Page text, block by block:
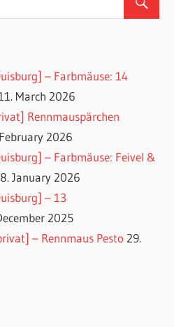
– Farbmäuse: 14
March 2026
Rennmauspärchen
2026
– Farbmäuse: Feivel &
January 2026
– 13
2025
– Rennmaus Pesto 29.